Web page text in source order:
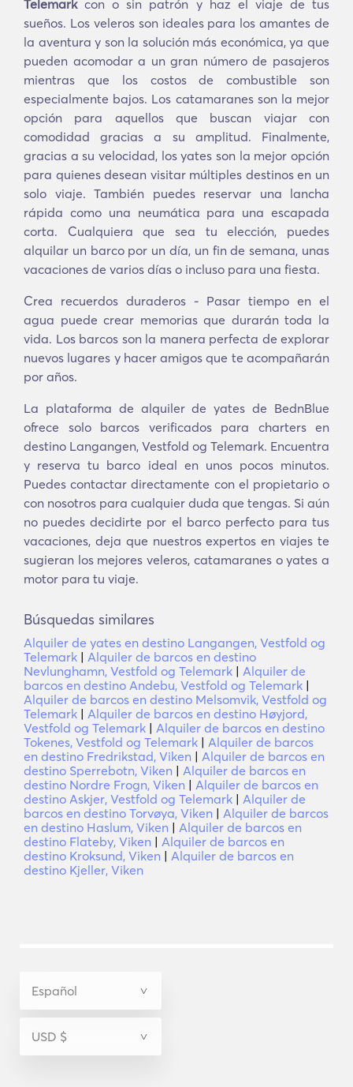
Telemarkcon o sin patrón y haz el viaje de tus
sueños. Los veleros son ideales para los amantes de
la aventura y son la solución más económica, ya que
pueden acomodar a un gran número de pasajeros
mientras que los costos de combustible son
especialmente bajos. Los catamaranes son la mejor
opción para aquellos que buscan viajar con
comodidad gracias a su amplitud. Finalmente,
gracias a su velocidad, los yates son la mejor opción
para quienes desean visitar múltiples destinos en un
solo viaje. También puedes reservar una lancha
rápida como una neumática para una escapada
corta. Cualquiera que sea tu elección, puedes
alquilar un barco por un día, un fin de semana, unas
vacaciones de varios días o incluso para una fiesta.
Crea recuerdos duraderos - Pasar tiempo en el
agua puede crear memorias que durarán toda la
vida. Los barcos son la manera perfecta de explorar
nuevos lugares y hacer amigos que te acompañarán
por años.
La plataforma de alquiler de yates de BednBlue
ofrece solo barcos verificados para charters en
destino Langangen, Vestfold og Telemark. Encuentra
y reserva tu barco ideal en unos pocos minutos.
Puedes contactar directamente con el propietario o
con nosotros para cualquier duda que tengas. Si aún
no puedes decidirte por el barco perfecto para tus
vacaciones, deja que nuestros expertos en viajes te
sugieran los mejores veleros, catamaranes o yates a
motor para tu viaje.
Búsquedas similares
Alquiler de yates en destino Langangen, Vestfold og
Telemark | Alquiler de barcos en destino
Nevlunghamn, Vestfold og Telemark | Alquiler de
barcos en destino Andebu, Vestfold og Telemark |
Alquiler de barcos en destino Melsomvik, Vestfold og
Telemark | Alquiler de barcos en destino Høyjord,
Vestfold og Telemark | Alquiler de barcos en destino
Tokenes, Vestfold og Telemark | Alquiler de barcos
en destino Fredrikstad, Viken | Alquiler de barcos en
destino Sperrebotn, Viken | Alquiler de barcos en
destino Nordre Frogn, Viken | Alquiler de barcos en
destino Askjer, Vestfold og Telemark | Alquiler de
barcos en destino Torvøya, Viken | Alquiler de barcos
en destino Haslum, Viken | Alquiler de barcos en
destino Flateby, Viken | Alquiler de barcos en
destino Kroksund, Viken | Alquiler de barcos en
destino Kjeller, Viken